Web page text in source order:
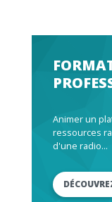
Animer un
ressources
d'une radio...